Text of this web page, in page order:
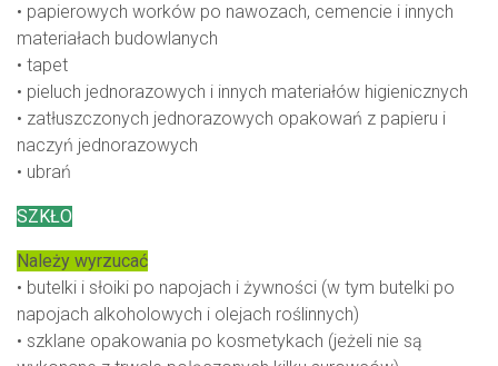
• papierowych worków po nawozach, cemencie i innych
materiałach budowlanych
• tapet
• pieluch jednorazowych i innych materiałów higienicznych
• zatłuszczonych jednorazowych opakowań z papieru i
naczyń jednorazowych
• ubrań
SZKŁO
Należy wyrzucać
• butelki i słoiki po napojach i żywności (w tym butelki po
napojach alkoholowych i olejach roślinnych)
• szklane opakowania po kosmetykach (jeżeli nie są